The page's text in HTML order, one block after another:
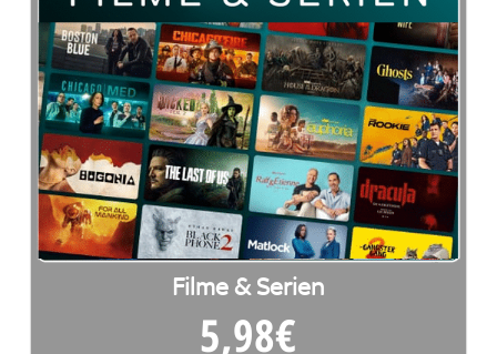
Filme & Serien
5,98€